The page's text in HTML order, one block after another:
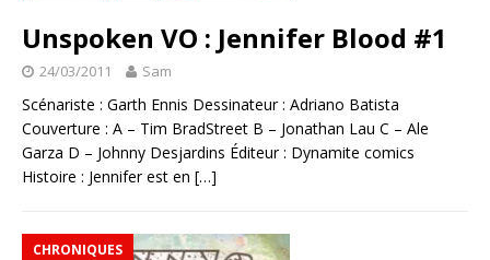
Unspoken VO : Jennifer Blood #1
24/03/2011 Sam
Scénariste : Garth Ennis Dessinateur : Adriano Batista
Couverture : A – Tim BradStreet B – Jonathan Lau C – Ale
Garza D – Johnny Desjardins Éditeur : Dynamite comics
Histoire : Jennifer est en […]
CHRONIQUES